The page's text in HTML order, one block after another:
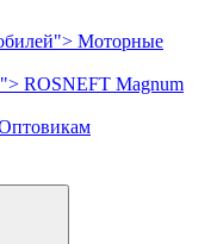
Моторные
ROSNEFT Magnum